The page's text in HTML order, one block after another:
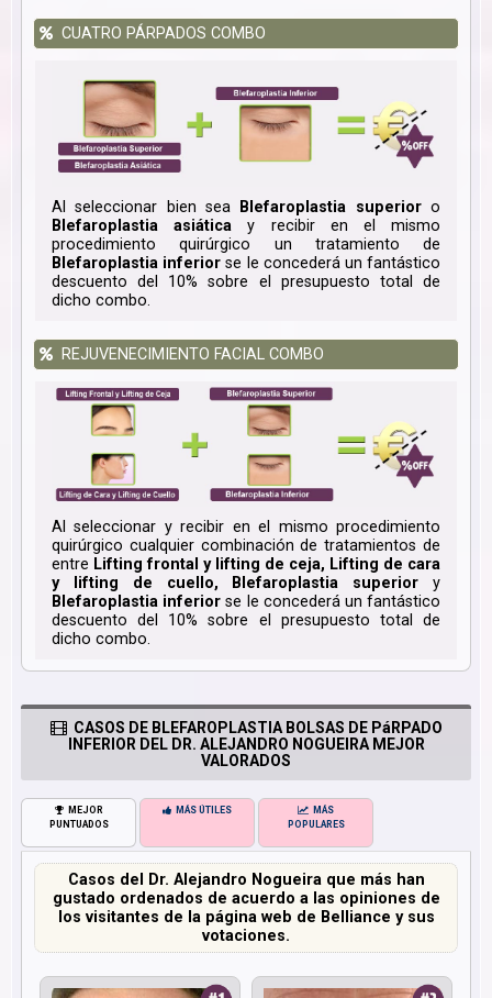
CUATRO PÁRPADOS COMBO
Al seleccionar bien sea Blefaroplastia superioro
Blefaroplastia asiática y recibir en el mismo
procedimiento quirúrgico un tratamiento de
Blefaroplastia inferior se le concederá un fantástico
descuento del 10% sobre el presupuesto total de
dicho combo.
REJUVENECIMIENTO FACIAL COMBO
Al seleccionar y recibir en el mismo procedimiento
quirúrgico cualquier combinación de tratamientos de
entre Lifting frontal y lifting de ceja, Lifting de cara
y lifting de cuello, Blefaroplastia superior y
Blefaroplastia inferior se le concederá un fantástico
descuento del 10% sobre el presupuesto total de
dicho combo.
CASOS DE BLEFAROPLASTIA BOLSAS DE PáRPADO
INFERIOR DEL DR. ALEJANDRO NOGUEIRA MEJOR
VALORADOS
MEJOR
PUNTUADOS
MÁS ÚTILES
MÁS
POPULARES
Casos del Dr. Alejandro Nogueira que más han
gustado ordenados de acuerdo a las opiniones de
los visitantes de la página web de Belliance y sus
votaciones.